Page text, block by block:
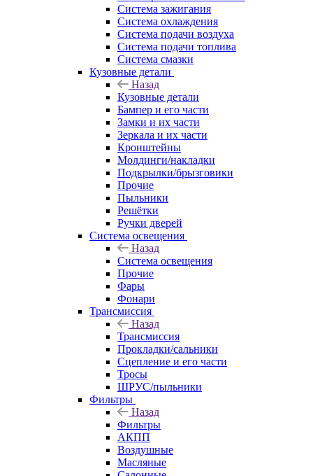
Система зажигания
Система охлаждения
Система подачи воздуха
Система подачи топлива
Система смазки
Кузовные детали
Назад
Кузовные детали
Бампер и его части
Замки и их части
Зеркала и их части
Кронштейны
Молдинги/накладки
Подкрылки/брызговики
Прочие
Пыльники
Решётки
Ручки дверей
Система освещения
Назад
Система освещения
Прочие
Фары
Фонари
Трансмиссия
Назад
Трансмиссия
Прокладки/сальники
Сцепление и его части
Тросы
ШРУС/пыльники
Фильтры
Назад
Фильтры
АКПП
Воздушные
Масляные